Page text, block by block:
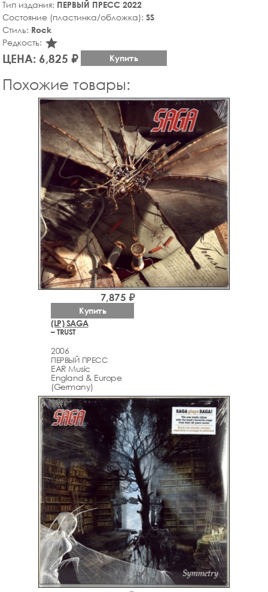
Тип издания: ПЕРВЫЙ ПРЕСС 2022
Состояние (пластинка/обложка): SS
Стиль: Rock
Редкость: star_rate
ЦЕНА: 6,825 ₽ Купить
Похожие товары:
(LP) SAGA
– TRUST
2006
ПЕРВЫЙ ПРЕСС
EAR Music
England & Europe
(Germany)
7,875 ₽
Купить